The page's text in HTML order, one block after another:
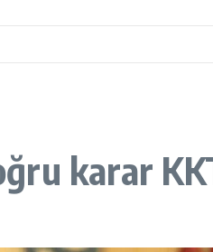
karar